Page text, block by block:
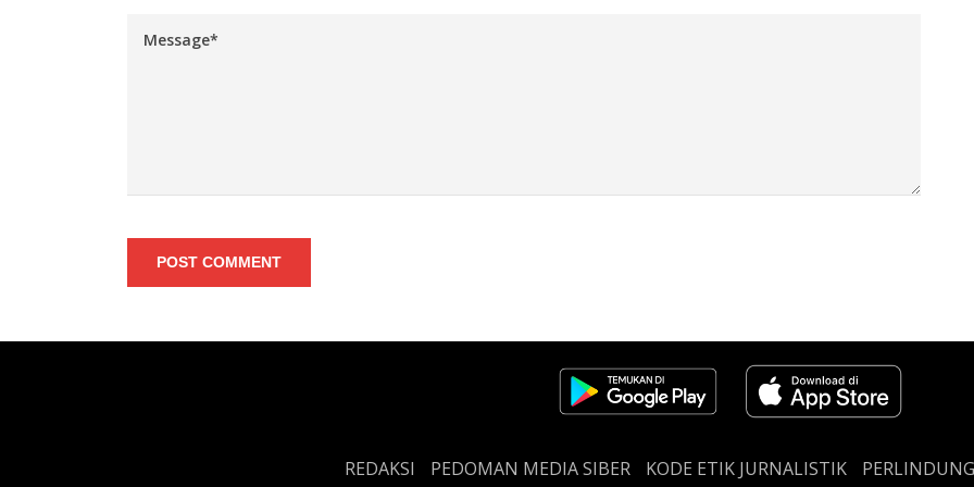
POST COMMENT
REDAKSI PEDOMAN MEDIA SIBER KODE ETIK JURNALISTIK